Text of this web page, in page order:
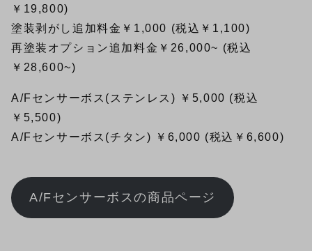
￥19,800)
塗装剥がし追加料金￥1,000 (税込￥1,100)
再塗装オプション追加料金￥26,000~ (税込
￥28,600~)
A/Fセンサーボス(ステンレス) ￥5,000 (税込
￥5,500)
A/Fセンサーボス(チタン) ￥6,000 (税込￥6,600)
A/Fセンサーボスの商品ページ